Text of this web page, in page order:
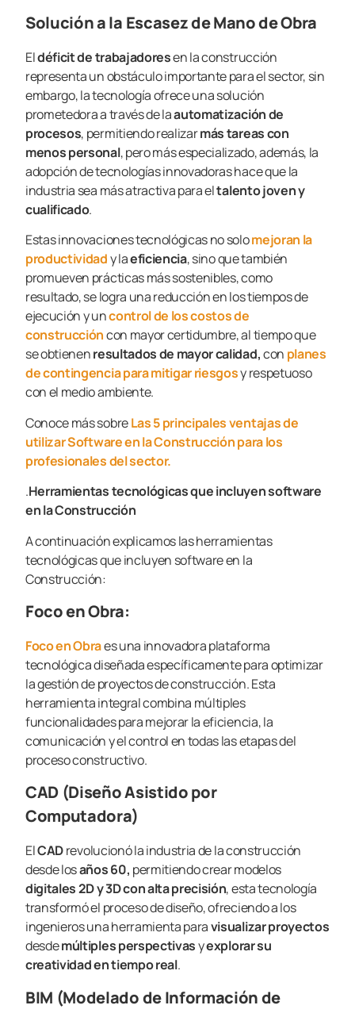
Solución a la Escasez de Mano de Obra
Eldéficit de trabajadoresen la construcción
representa un obstáculo importante para el sector, sin
embargo, la tecnología ofrece una solución
prometedora a través de laautomatización de
procesos, permitiendo realizarmás tareas con
menos personal, pero más especializado, además, la
adopción de tecnologías innovadoras hace que la
industria sea más atractiva para eltalento joven y
cualificado.
Estas innovaciones tecnológicas no solomejoran la
productividady laeficiencia, sino que también
promueven prácticas más sostenibles, como
resultado, se logra una reducción en los tiempos de
ejecución y uncontrol de los costos de
construccióncon mayor certidumbre, al tiempo que
se obtienenresultados de mayor calidad,con planes
de contingencia para mitigar riesgosy respetuoso
con el medio ambiente.
Conoce más sobreLas 5 principales ventajas de
utilizar Software en la Construcción para los
profesionales del sector.
.Herramientas tecnológicas que incluyen software
en la Construcción
A continuación explicamos las herramientas
tecnológicas que incluyen software en la
Construcción:
Foco en Obra:
Foco en Obraes una innovadora plataforma
tecnológica diseñada específicamente para optimizar
la gestión de proyectos de construcción. Esta
herramienta integral combina múltiples
funcionalidades para mejorar la eficiencia, la
comunicación y el control en todas las etapas del
proceso constructivo.
CAD (Diseño Asistido por
Computadora)
ElCADrevolucionó la industria de la construcción
desde losaños 60, permitiendo crear modelos
digitales 2D y 3D con alta precisión, esta tecnología
transformó el proceso de diseño, ofreciendo a los
ingenieros una herramienta paravisualizar proyectos
desdemúltiples perspectivasyexplorar su
creatividad en tiempo real.
BIM (Modelado de Información de